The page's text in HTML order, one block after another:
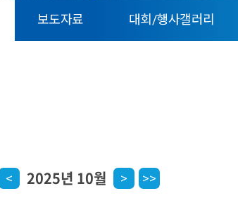
보도자료 대회/행사갤러리
< 2025년 10월 > >>